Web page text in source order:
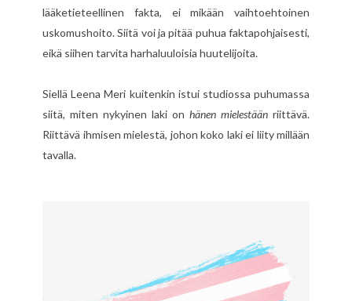
lääketieteellinen fakta, ei mikään vaihtoehtoinen
uskomushoito. Siitä voi ja pitää puhua faktapohjaisesti,
eikä siihen tarvita harhaluuloisia huutelijoita.
Siellä Leena Meri kuitenkin istui studiossa puhumassa
siitä, miten nykyinen laki on hänen mielestään riittävä.
Riittävä ihmisen mielestä, johon koko laki ei liity millään
tavalla.